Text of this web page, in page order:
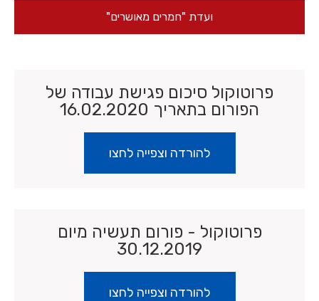
ועדת "חמרים מאושרים"
פרוטוקול סיכום פגישת עבודה של
הפורום בתאריך 16.02.2020
להורדה וצפייה לחצו
פרוטוקול - פורום תעשיה מיום
30.12.2019
להורדה וצפייה לחצו